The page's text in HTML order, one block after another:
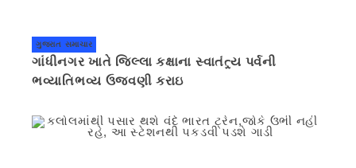
ગુજરાત સમાચાર
ગાંધીનગર ખાતે જિલ્લા કક્ષાના સ્વાતંત્ર્ય પર્વની
ભવ્યાતિભવ્ય ઉજવણી કરાઇ